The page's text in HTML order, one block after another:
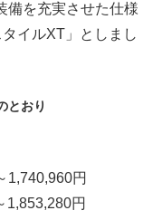
備を充実させた仕様
イルXT」としまし
とおり
1,740,960円
1,853,280円